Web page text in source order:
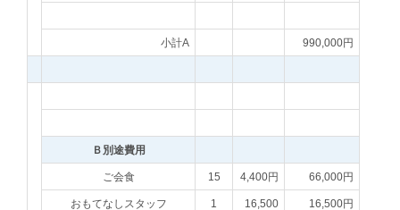
小計A 990,000円
Ｂ別途費用
ご会食 15 4,400円 66,000円
おもてなしスタッフ 1
16,500
16,500円